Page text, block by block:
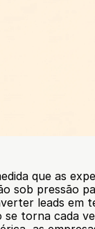
que as
sob pressão
leads em
se torna cada